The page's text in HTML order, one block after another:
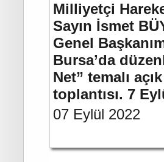
Milliyetçi
Sayın İsmet
Genel
Bursa’da
Net” temalı
toplantısı. 7
07 Eylül 2022